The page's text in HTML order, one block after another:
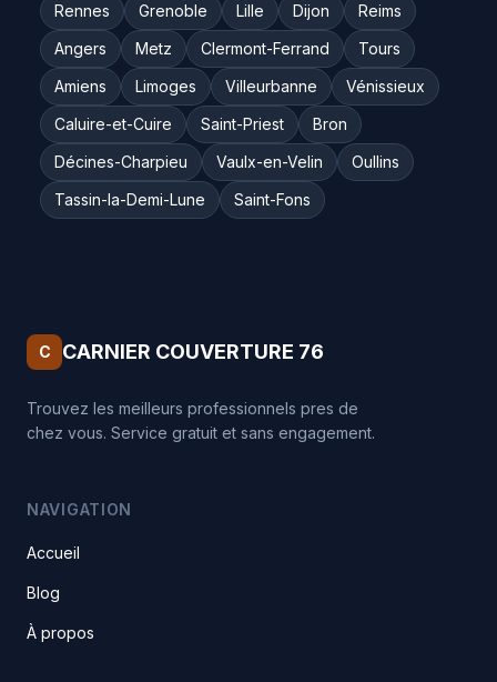
Rennes
Grenoble Lille Dijon
Reims
Angers
Metz Clermont-Ferrand
Tours
Amiens
Limoges Villeurbanne
Vénissieux
Caluire-et-Cuire
Saint-Priest
Bron
Décines-Charpieu
Vaulx-en-Velin
Oullins
Tassin-la-Demi-Lune
Saint-Fons
C CARNIER COUVERTURE 76
Trouvez les meilleurs professionnels pres de
chez vous. Service gratuit et sans engagement.
NAVIGATION
Accueil
Blog
À propos